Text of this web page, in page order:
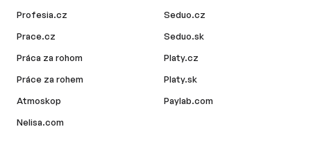
Profesia.cz
Prace.cz
Práca za rohom
Práce za rohem
Atmoskop
Nelisa.com
Seduo.cz
Seduo.sk
Platy.cz
Platy.sk
Paylab.com